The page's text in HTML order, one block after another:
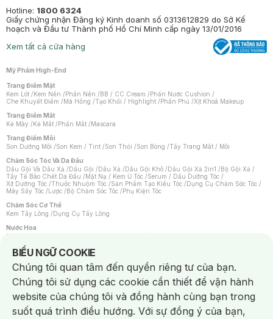
Hotline: 1800 6324
Giấy chứng nhận Đăng ký Kinh doanh số 0313612829 do Sở Kế
hoạch và Đầu tư Thành phố Hồ Chí Minh cấp ngày 13/01/2016
Xem tất cả cửa hàng
Mỹ Phẩm High-End
Trang Điểm Mặt
Kem Lót /Kem Nền /Phấn Nền /BB / CC Cream /Phấn Nước Cushion /
Che Khuyết Điểm /Má Hồng /Tạo Khối / Highlight /Phấn Phủ /Xịt Khoá Makeup
Trang Điểm Mắt
Kẻ Mày /Kẻ Mắt /Phấn Mắt /Mascara
Trang Điểm Môi
Son Dưỡng Môi /Son Kem / Tint /Son Thỏi /Son Bóng /Tẩy Trang Mắt / Môi
Chăm Sóc Tóc Và Da Đầu
Dầu Gội Và Dầu Xả /Dầu Gội /Dầu Xả /Dầu Gội Khô /Dầu Gội Xả 2in1 /Bộ Gội Xả /
Tẩy Tế Bào Chết Da Đầu /Mặt Nạ / Kem Ủ Tóc /Serum / Dầu Dưỡng Tóc /
Xịt Dưỡng Tóc /Thuốc Nhuộm Tóc /Sản Phẩm Tạo Kiểu Tóc /Dụng Cụ Chăm Sóc Tóc /
Máy Sấy Tóc /Lược /Bộ Chăm Sóc Tóc /Phụ Kiện Tóc
Chăm Sóc Cơ Thể
Kem Tẩy Lông /Dụng Cụ Tẩy Lông
Nước Hoa
Nước Hoa Nữ
Chăm Sóc Cá Nhân
Chống Muỗi /Khẩu Trang /Máy Massage/Mặt Nạ Xông Hơi /Nước Rửa Tay/
Sản Phẩm Chăm Sóc Khác /Bàn Chải Đánh Răng /Bàn Chải Điện/
Hỗ Trợ Trắng Răng/Kem Đánh Răng /Máy Tăm Nước/ Nước Súc Miệng/
Tăm / Chỉ Nha Khoa/ Xịt Thơm Miệng / Dung Dịch Vệ Sinh/Dưỡng Vùng Kín/
Khăn Ướt Vệ Sinh Vùng Kín/Băng Vệ Sinh/Tampon/Bọt Cạo Râu /Dao Cạo Râu/
Máy Cạo Râu
Vấn Đề Về Da
BIỂU NGỮ COOKIE
Notice about cookies usage
Chúng tôi quan tâm đến quyền riêng tư của bạn.
Chúng tôi sử dụng các cookie cần thiết để vận hành
website của chúng tôi và đồng hành cùng bạn trong
suốt quá trình điều hướng. Với sự đồng ý của bạn,